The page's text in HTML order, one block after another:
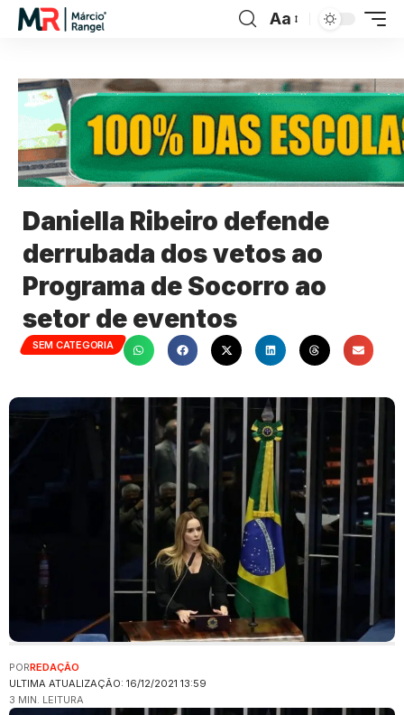
Aa
Daniella Ribeiro defende
derrubada dos vetos ao
Programa de Socorro ao
setor de eventos
SEM CATEGORIA
ULTIMA ATUALIZAÇÃO: 16/12/2021 13:59
PORREDAÇÃO
3 MIN. LEITURA